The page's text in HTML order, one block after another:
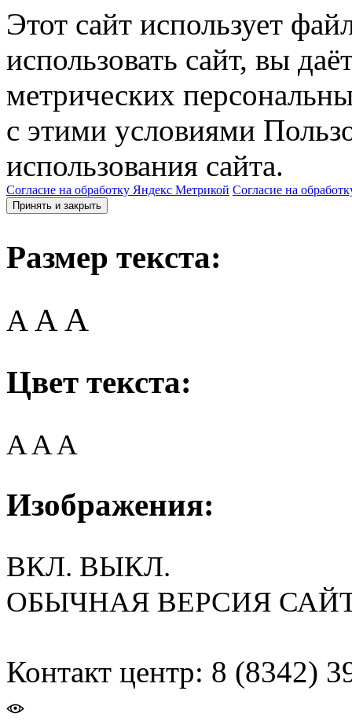
Этот сайт использует
использовать сайт, вы
метрических
с этими условиями
использования сайта.
Согласие на обработку Яндекс Метрикой Согласие на
Принять и закрыть
Размер текста:
A AA
Цвет текста:
AAA
Изображения:
ВКЛ. ВЫКЛ.
ОБЫЧНАЯ ВЕРСИЯ
Контакт центр: 8 (8342)